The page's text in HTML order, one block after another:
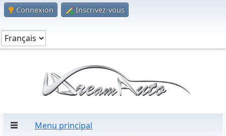
Connexion Inscrivez-vous
Menu principal